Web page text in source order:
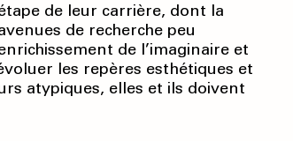
de leur carrière, dont la
de recherche peu
de l’imaginaire et
les repères esthétiques et
atypiques, elles et ils doivent